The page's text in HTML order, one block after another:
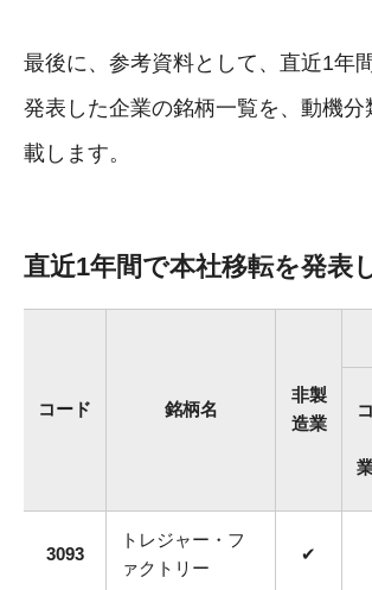
最後に、参考資料として、直近1年
発表した企業の銘柄一覧を、動機分
載します。
直近1年間で本社移転を発表
コード 銘柄名
非製
造業
3093
トレジャー・フ
ァクトリー
✔